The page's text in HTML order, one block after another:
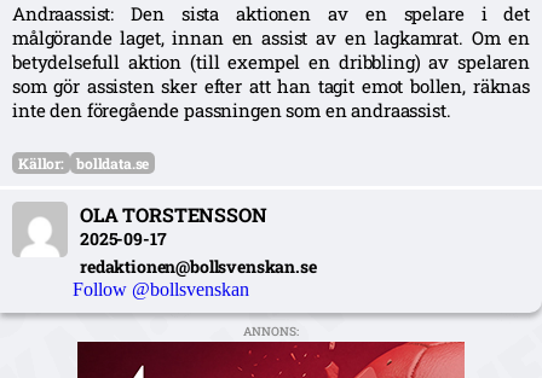
Andraassist: Den sista aktionen av en spelare i det
målgörande laget, innan en assist av en lagkamrat. Om en
betydelsefull aktion (till exempel en dribbling) av spelaren
som gör assisten sker efter att han tagit emot bollen, räknas
inte den föregående passningen som en andraassist.
Källor: bolldata.se
OLA TORSTENSSON
2025-09-17
redaktionen@bollsvenskan.se
Follow @bollsvenskan
ANNONS: